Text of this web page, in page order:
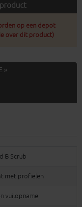
op een depot
over dit product)
»
B Scrub
met profielen
vuilopname